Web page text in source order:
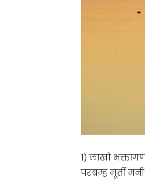
१) लाखो
परब्रम्ह मूर्ती